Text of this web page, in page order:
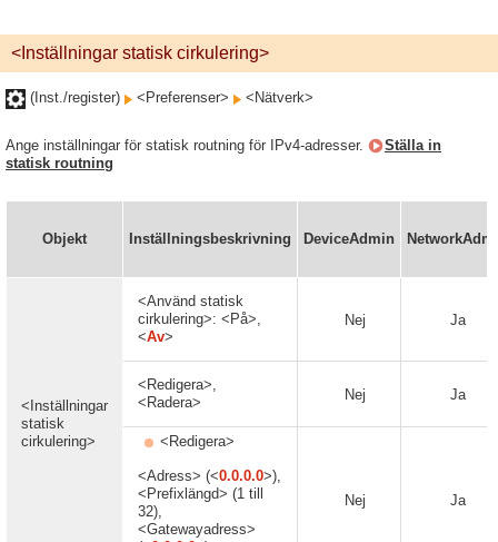
<Inställningar statisk cirkulering>
(Inst./register) <Preferenser> <Nätverk>
Ange inställningar för statisk routning för IPv4-adresser.
Ställa in
statisk routning
Objekt Inställningsbeskrivning DeviceAdmin
<Inställningar
statisk
cirkulering>
<Använd statisk
cirkulering>: <På>,
<Av>
Nej Ja
<Redigera>,
<Radera>
Nej Ja
<Redigera>
<Adress> (<0.0.0.0>),
<Prefixlängd> (1 till
32),
<Gatewayadress>
Nej Ja